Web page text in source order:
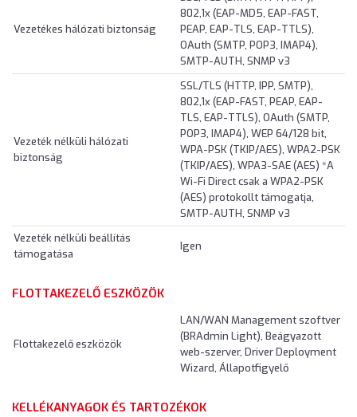
Vezetékes hálózati biztonság
802,1x (EAP-MD5, EAP-FAST,
PEAP, EAP-TLS, EAP-TTLS),
OAuth (SMTP, POP3, IMAP4),
SMTP-AUTH, SNMP v3
Vezeték nélküli hálózati
biztonság
SSL/TLS (HTTP, IPP, SMTP),
802,1x (EAP-FAST, PEAP, EAP-
TLS, EAP-TTLS), OAuth (SMTP,
POP3, IMAP4), WEP 64/128 bit,
WPA-PSK (TKIP/AES), WPA2-PSK
(TKIP/AES), WPA3-SAE (AES) *A
Wi-Fi Direct csak a WPA2-PSK
(AES) protokollt támogatja,
SMTP-AUTH, SNMP v3
Vezeték nélküli beállítás
támogatása
Igen
FLOTTAKEZELŐ ESZKÖZÖK
Flottakezelő eszközök
LAN/WAN Management szoftver
(BRAdmin Light), Beágyazott
web-szerver, Driver Deployment
Wizard, Állapotfigyelő
KELLÉKANYAGOK ÉS TARTOZÉKOK